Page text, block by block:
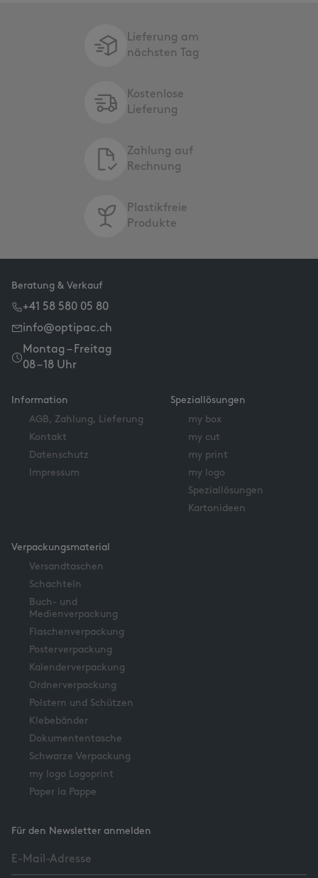
Lieferung am
nächsten Tag
Kostenlose
Lieferung
Zahlung auf
Rechnung
Plastikfreie
Produkte
Beratung & Verkauf
+41 58 580 05 80
info@optipac.ch
Montag – Freitag
08 – 18 Uhr
Information
AGB, Zahlung, Lieferung
Kontakt
Datenschutz
Impressum
Speziallösungen
my box
my cut
my print
my logo
Speziallösungen
Kartonideen
Verpackungsmaterial
Versandtaschen
Schachteln
Buch- und
Medienverpackung
Flaschenverpackung
Posterverpackung
Kalenderverpackung
Ordnerverpackung
Polstern und Schützen
Klebebänder
Dokumententasche
Schwarze Verpackung
my logo Logoprint
Paper la Pappe
Für den Newsletter anmelden